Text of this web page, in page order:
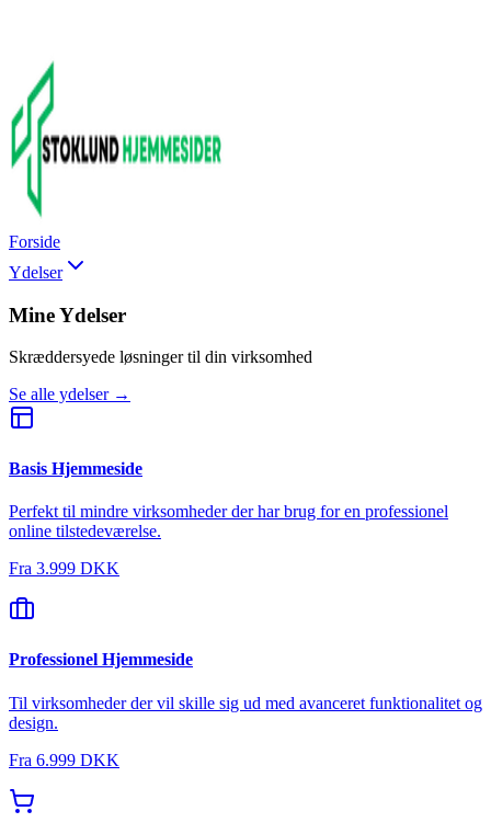
Forside
Ydelser
Mine Ydelser
Skræddersyede løsninger til din virksomhed
Se alle ydelser →
Basis Hjemmeside
Perfekt til mindre virksomheder der har brug for en professionel
online tilstedeværelse.
Fra 3.999 DKK
Professionel Hjemmeside
Til virksomheder der vil skille sig ud med avanceret funktionalitet og
design.
Fra 6.999 DKK